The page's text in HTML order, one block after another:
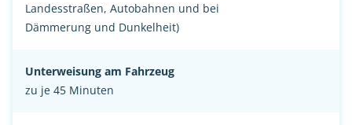
Landesstraßen, Autobahnen und bei
Dämmerung und Dunkelheit)
Unterweisung am Fahrzeug
zu je 45 Minuten